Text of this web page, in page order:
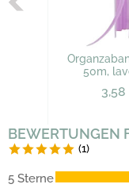
50m,
BEWERTUNGEN
(1)
5 Sterne